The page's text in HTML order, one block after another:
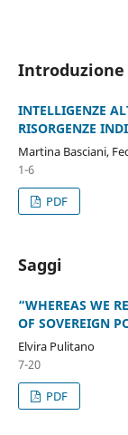
Introduzione
INTELLIGENZE
RISORGENZE
Martina Basciani,
1-6
PDF
Saggi
“WHEREAS WE
OF SOVEREIGN
Elvira Pulitano
7-20
PDF